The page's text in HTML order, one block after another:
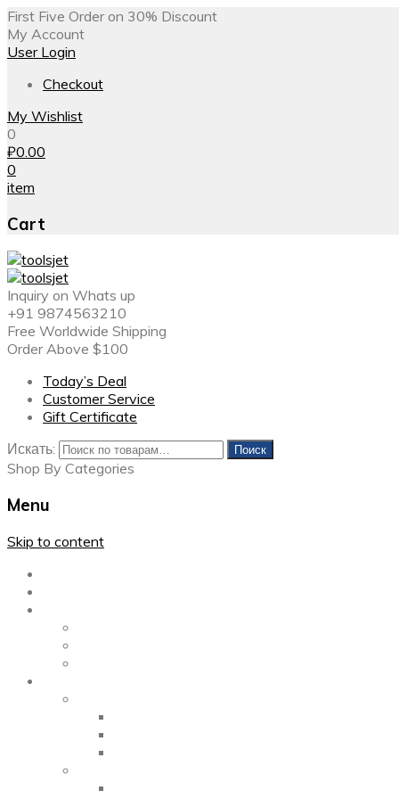
First Five Order on 30% Discount
My Account
User Login
Checkout
My Wishlist
0
₽0.00
0
item
Cart
Inquiry on Whats up
+91 9874563210
Free Worldwide Shipping
Order Above $100
Today’s Deal
Customer Service
Gift Certificate
Искать:
Поиск
Shop By Categories
Menu
Skip to content